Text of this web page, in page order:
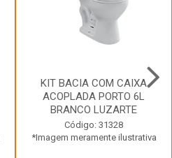
KIT BACIA COM CAIXA
ACOPLADA PORTO 6L
BRANCO LUZARTE
Código: 31328
*Imagem meramente ilustrativa